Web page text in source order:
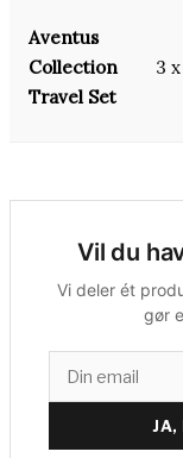
Aventus
Collection
Travel Set
3
Vil du
Vi deler ét
gør
JA,